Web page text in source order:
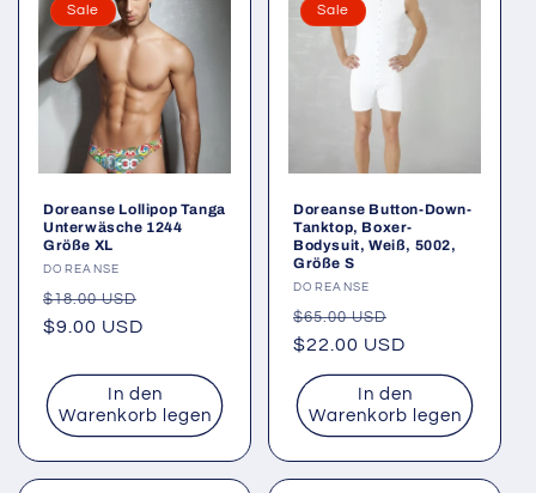
Sale
Doreanse Lollipop Tanga
Unterwäsche 1244
Größe XL
Anbieter:
DOREANSE
Normaler
Preis
$18.00 USD
$9.00 USD
In den
Warenkorb legen
Sale
Doreanse Button-Down-
Tanktop, Boxer-
Bodysuit, Weiß, 5002,
Größe S
Anbieter:
DOREANSE
Normaler
Preis
$65.00 USD
$22.00 USD
In den
Warenkorb legen